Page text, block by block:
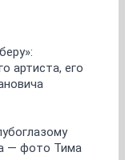
артиста, его
— фото Тима